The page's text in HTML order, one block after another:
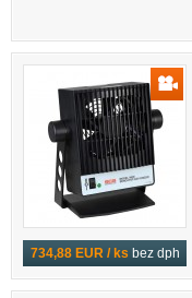
734,88 EUR / ks bez dph